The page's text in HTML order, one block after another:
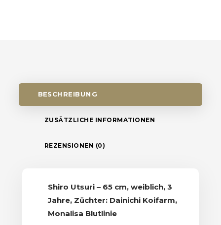
BESCHREIBUNG
ZUSÄTZLICHE INFORMATIONEN
REZENSIONEN (0)
Shiro Utsuri – 65 cm, weiblich, 3
Jahre, Züchter: Dainichi Koifarm,
Monalisa Blutlinie